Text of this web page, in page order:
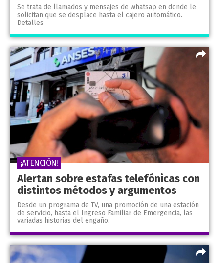
Se trata de llamados y mensajes de whatsap en donde le
solicitan que se desplace hasta el cajero automático.
Detalles
Alertan sobre estafas telefónicas con
distintos métodos y argumentos
Desde un programa de TV, una promoción de una estación
de servicio, hasta el Ingreso Familiar de Emergencia, las
variadas historias del engaño.
¡ATENCIÓN!